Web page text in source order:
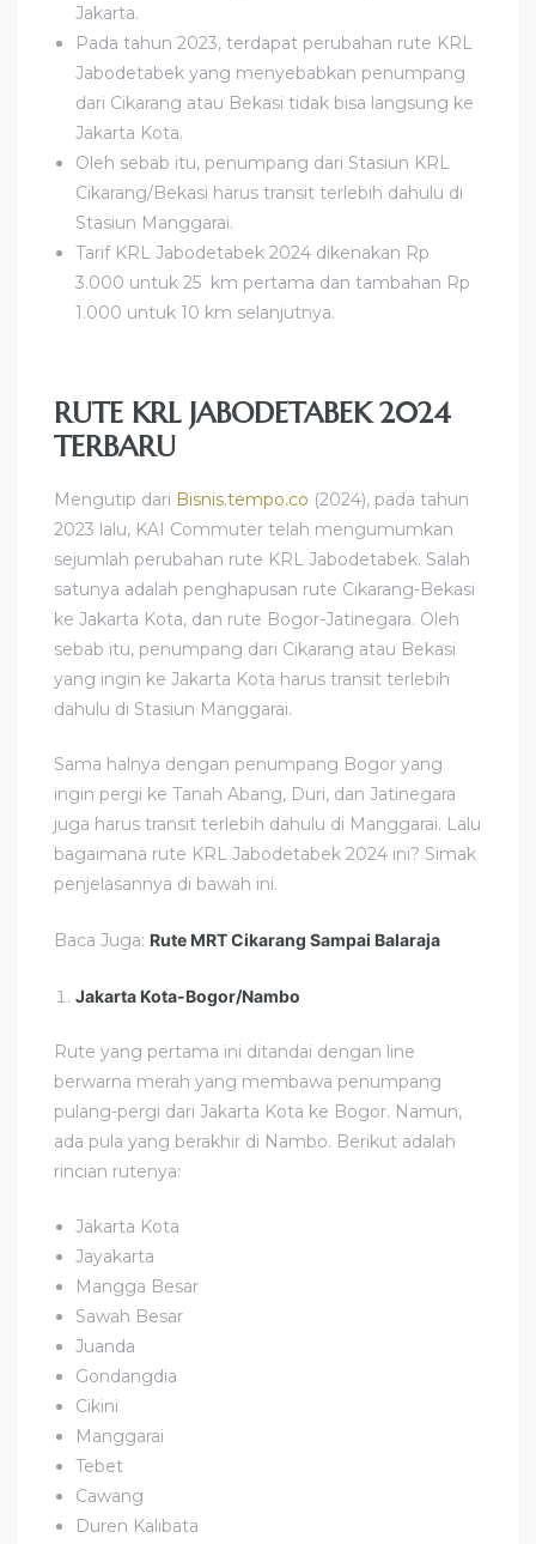
Jakarta.
Pada tahun 2023, terdapat perubahan rute KRL
Jabodetabek yang menyebabkan penumpang
dari Cikarang atau Bekasi tidak bisa langsung ke
Jakarta Kota.
Oleh sebab itu, penumpang dari Stasiun KRL
Cikarang/Bekasi harus transit terlebih dahulu di
Stasiun Manggarai.
Tarif KRL Jabodetabek 2024 dikenakan Rp
3.000 untuk 25 km pertama dan tambahan Rp
1.000 untuk 10 km selanjutnya.
RUTE KRL JABODETABEK 2024
TERBARU
Mengutip dari Bisnis.tempo.co (2024), pada tahun
2023 lalu, KAI Commuter telah mengumumkan
sejumlah perubahan rute KRL Jabodetabek. Salah
satunya adalah penghapusan rute Cikarang-Bekasi
ke Jakarta Kota, dan rute Bogor-Jatinegara. Oleh
sebab itu, penumpang dari Cikarang atau Bekasi
yang ingin ke Jakarta Kota harus transit terlebih
dahulu di Stasiun Manggarai.
Sama halnya dengan penumpang Bogor yang
ingin pergi ke Tanah Abang, Duri, dan Jatinegara
juga harus transit terlebih dahulu di Manggarai. Lalu
bagaimana rute KRL Jabodetabek 2024 ini? Simak
penjelasannya di bawah ini.
Baca Juga: Rute MRT Cikarang Sampai Balaraja
Jakarta Kota-Bogor/Nambo
Rute yang pertama ini ditandai dengan line
berwarna merah yang membawa penumpang
pulang-pergi dari Jakarta Kota ke Bogor. Namun,
ada pula yang berakhir di Nambo. Berikut adalah
rincian rutenya:
Jakarta Kota
Jayakarta
Mangga Besar
Sawah Besar
Juanda
Gondangdia
Cikini
Manggarai
Tebet
Cawang
Duren Kalibata